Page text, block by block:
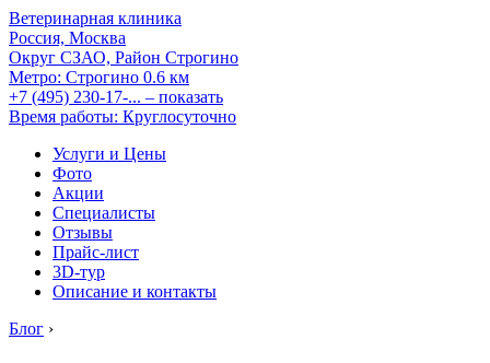
Ветеринарная клиника
Россия, Москва
Округ СЗАО, Район Строгино
Метро: Строгино 0.6 км
+7 (495) 230-17-... – показать
Время работы: Круглосуточно
Услуги и Цены
Фото
Акции
Специалисты
Отзывы
Прайс-лист
3D-тур
Описание и контакты
Блог ›